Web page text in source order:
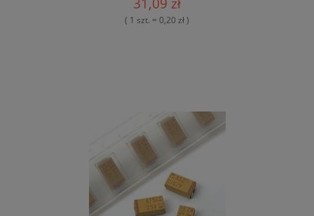
( 1 szt. = 0,20 zł )